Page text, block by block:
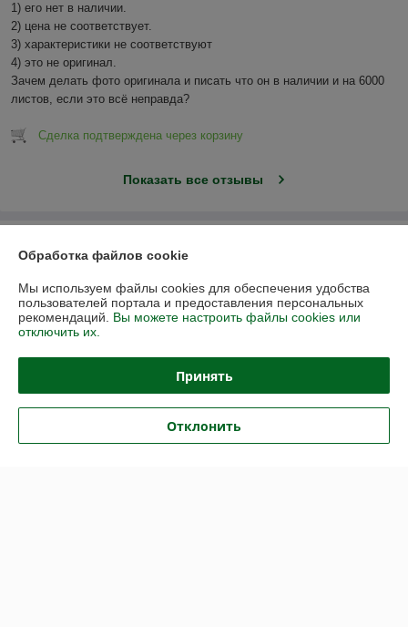
1) его нет в наличии.
2) цена не соответствует.
3) характеристики не соответствуют
4) это не оригинал.
Зачем делать фото оригинала и писать что он в наличии и на 6000
листов, если это всё неправда?
Сделка подтверждена через корзину
Показать все отзывы
Контакты
Доставка и оплата
Полная версия сайта
Обработка файлов cookie
Мы используем файлы cookies для обеспечения удобства
пользователей портала и предоставления персональных
рекомендаций. Вы можете настроить файлы cookies или
отключить их.
Принять
Отклонить